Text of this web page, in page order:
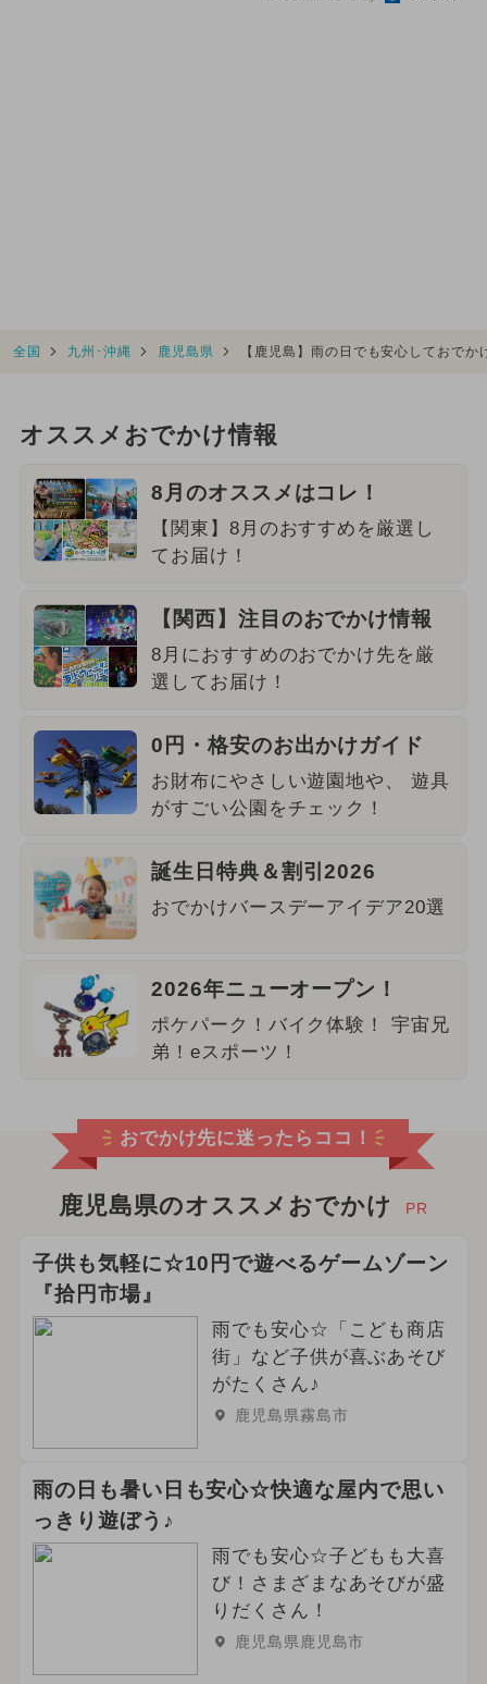
全国 九州･沖縄 鹿児島県 【鹿児島】雨の日でも安心しておで
オススメおでかけ情報
8月のオススメはコレ！
【関東】8月のおすすめを厳選し
てお届け！
【関西】注目のおでかけ情報
8月におすすめのおでかけ先を厳
選してお届け！
0円・格安のお出かけガイド
お財布にやさしい遊園地や、 遊具
がすごい公園をチェック！
誕生日特典＆割引2026
おでかけバースデーアイデア20選
2026年ニューオープン！
ポケパーク！バイク体験！ 宇宙兄
弟！eスポーツ！
おでかけ先に迷ったらココ！
鹿児島県のオススメおでかけ PR
子供も気軽に☆10円で遊べるゲームゾーン
『拾円市場』
雨でも安心☆「こども商店
街」など子供が喜ぶあそび
がたくさん♪
鹿児島県霧島市
雨の日も暑い日も安心☆快適な屋内で思い
っきり遊ぼう♪
雨でも安心☆子どもも大喜
び！さまざまなあそびが盛
りだくさん！
鹿児島県鹿児島市